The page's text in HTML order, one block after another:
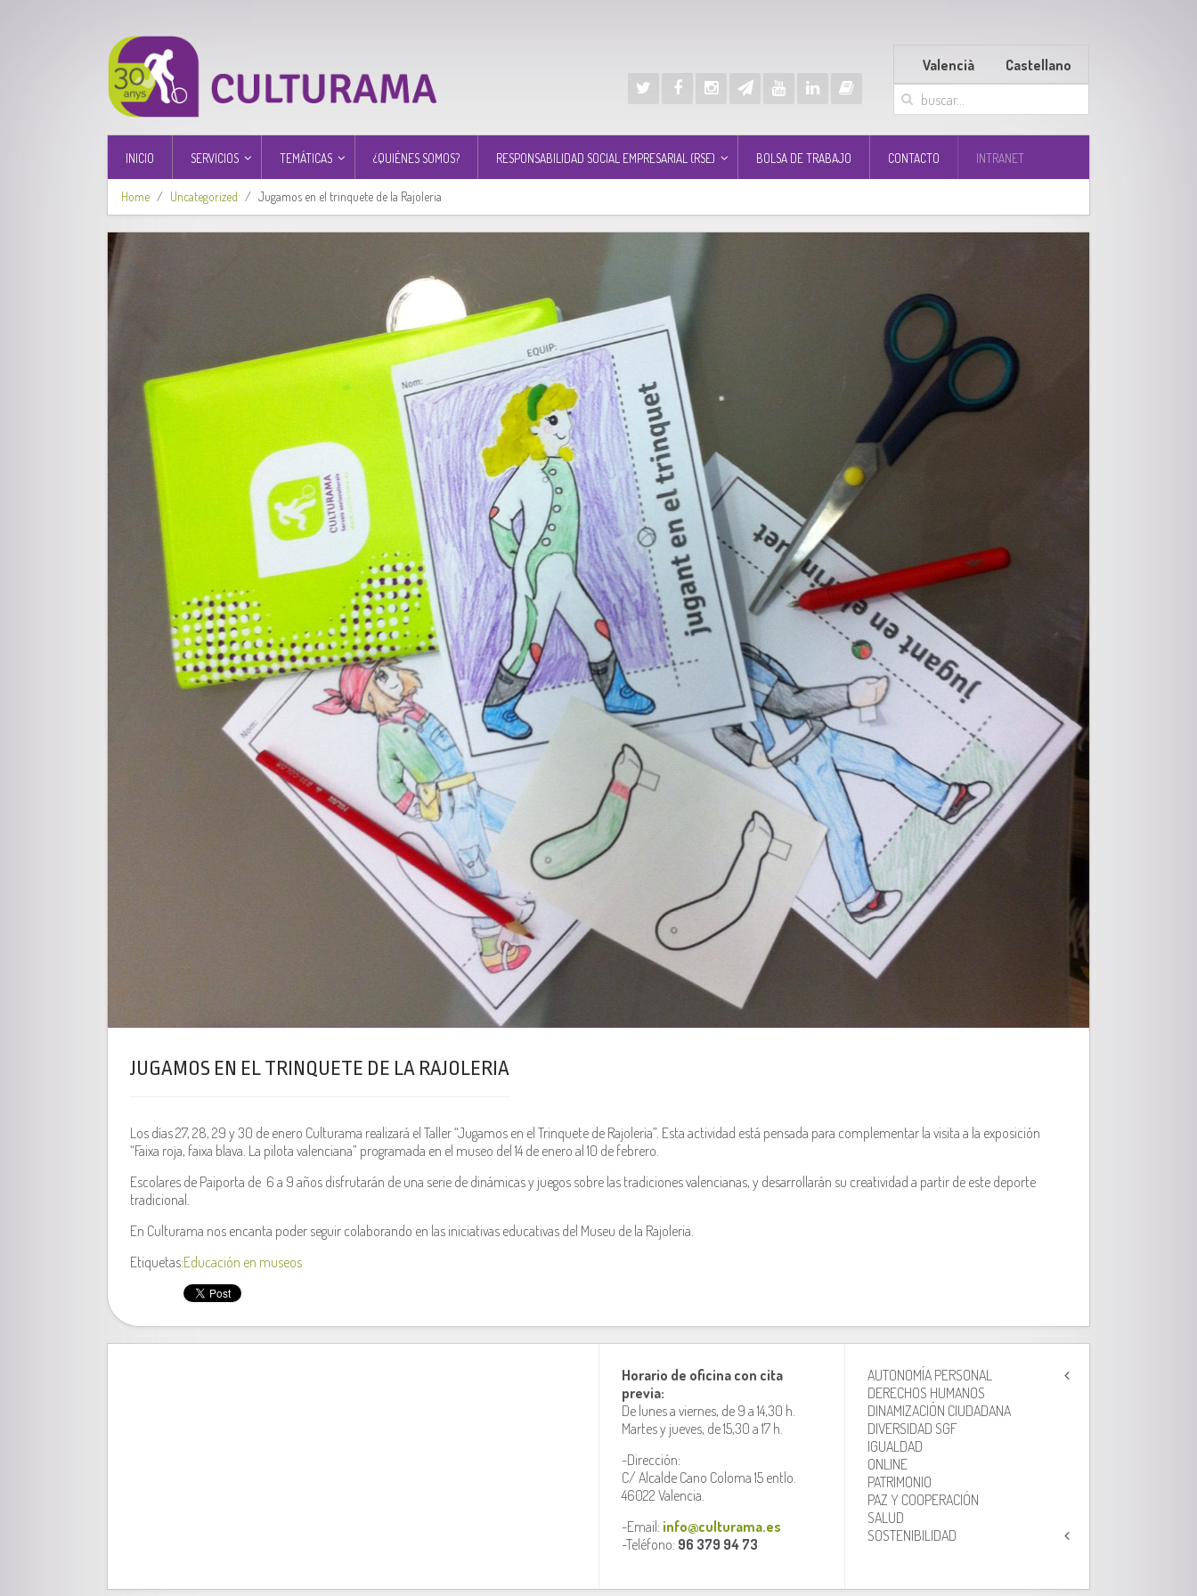
Valencià Castellano
INICIO SERVICIOS TEMÁTICAS ¿QUIÉNES SOMOS? RESPONSABILIDAD SOCIAL EMPRESARIAL (RSE) BOLSA DE TRABAJO CONTACTO INTRANET
Home Uncategorized Jugamos en el trinquete de la Rajoleria
JUGAMOS EN EL TRINQUETE DE LA RAJOLERIA
Los días 27, 28, 29 y 30 de enero Culturama realizará el Taller “Jugamos en el Trinquete de Rajoleria”. Esta actividad está pensada para complementar la visita a la exposición
“Faixa roja, faixa blava. La pilota valenciana” programada en el museo del 14 de enero al 10 de febrero.
Escolares de Paiporta de 6 a 9 años disfrutarán de una serie de dinámicas y juegos sobre las tradiciones valencianas, y desarrollarán su creatividad a partir de este deporte
tradicional.
En Culturama nos encanta poder seguir colaborando en las iniciativas educativas del Museu de la Rajoleria.
Etiquetas:Educación en museos
Horario de oficina con cita
previa:
De lunes a viernes, de 9 a 14,30 h.
Martes y jueves, de 15,30 a 17 h.
-Dirección:
C/ Alcalde Cano Coloma 15 entlo.
46022 Valencia.
-Email: info@culturama.es
-Teléfono: 96 379 94 73
AUTONOMÍA PERSONAL
DERECHOS HUMANOS
DINAMIZACIÓN CIUDADANA
DIVERSIDAD SGF
IGUALDAD
ONLINE
PATRIMONIO
PAZ Y COOPERACIÓN
SALUD
SOSTENIBILIDAD